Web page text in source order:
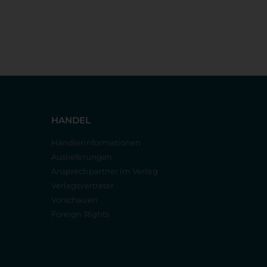
HANDEL
Händlerinformationen
Auslieferungen
Ansprechpartner im Verlag
Verlagsvertreter
Vorschauen
Foreign Rights